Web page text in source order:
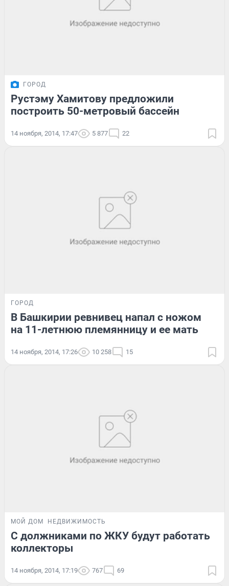
ГОРОД
Рустэму Хамитову предложили
построить 50-метровый бассейн
14 ноября, 2014, 17:47 5 877 22
ГОРОД
В Башкирии ревнивец напал с ножом
на 11-летнюю племянницу и ее мать
14 ноября, 2014, 17:26 10 258 15
МОЙ ДОМ НЕДВИЖИМОСТЬ
С должниками по ЖКУ будут работать
коллекторы
14 ноября, 2014, 17:19 767 69